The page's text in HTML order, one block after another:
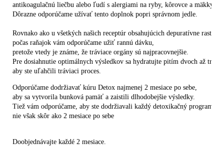
antikoagulačnú liečbu alebo ľudí s alergiami na ryby, kôrovce a mäkkýše.
Dôrazne odporúčame užívať tento doplnok popri správnom jedle.
Rovnako ako u všetkých našich receptúr obsahujúcich depuratívne rastliny,
počas raňajok vám odporúčame užiť rannú dávku,
pretože vtedy je známe, že tráviace orgány sú najpracovnejšie.
Pre dosiahnutie optimálnych výsledkov sa hydratujte pitím dvoch až
aby ste uľahčili tráviaci proces.
Odporúčame dodržiavať kúru Detox najmenej 2 mesiace po sebe,
aby sa vytvorila bunková pamäť a zaistili dlhodobejšie výsledky.
Tiež vám odporúčame, aby ste dodržiavali každý detoxikačný program,
nie však skôr ako 2 mesiace po sebe
Doobjednávajte každé 2 mesiace.